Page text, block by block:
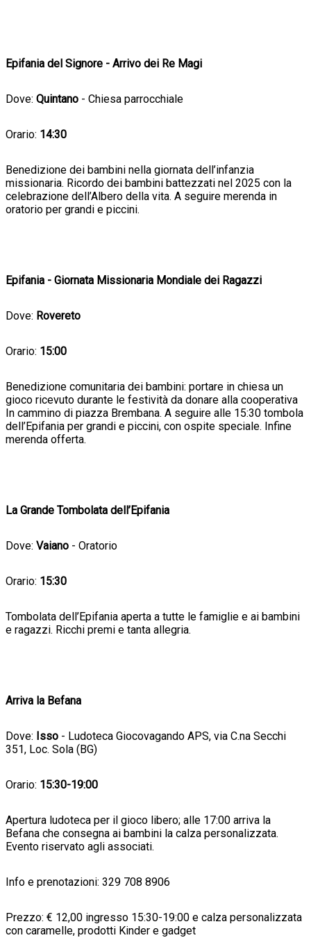
Epifania del Signore - Arrivo dei Re Magi
Dove: Quintano - Chiesa parrocchiale
Orario: 14:30
Benedizione dei bambini nella giornata dell’infanzia
missionaria. Ricordo dei bambini battezzati nel 2025 con la
celebrazione dell’Albero della vita. A seguire merenda in
oratorio per grandi e piccini.
Epifania - Giornata Missionaria Mondiale dei Ragazzi
Dove: Rovereto
Orario: 15:00
Benedizione comunitaria dei bambini: portare in chiesa un
gioco ricevuto durante le festività da donare alla cooperativa
In cammino di piazza Brembana. A seguire alle 15:30 tombola
dell’Epifania per grandi e piccini, con ospite speciale. Infine
merenda offerta.
La Grande Tombolata dell’Epifania
Dove: Vaiano - Oratorio
Orario: 15:30
Tombolata dell’Epifania aperta a tutte le famiglie e ai bambini
e ragazzi. Ricchi premi e tanta allegria.
Arriva la Befana
Dove: Isso - Ludoteca Giocovagando APS, via C.na Secchi
351, Loc. Sola (BG)
Orario: 15:30-19:00
Apertura ludoteca per il gioco libero; alle 17:00 arriva la
Befana che consegna ai bambini la calza personalizzata.
Evento riservato agli associati.
Info e prenotazioni: 329 708 8906
Prezzo: € 12,00 ingresso 15:30-19:00 e calza personalizzata
con caramelle, prodotti Kinder e gadget